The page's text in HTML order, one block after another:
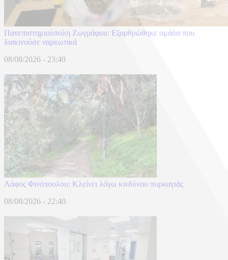
Πανεπιστημιούπολη Ζωγράφου: Εξαρθρώθηκε ομάδα που
διακινούσε ναρκωτικά
08/08/2026 - 23:40
Λόφος Φινόπουλου: Κλείνει λόγω κινδύνου πυρκαγιάς
08/08/2026 - 22:40